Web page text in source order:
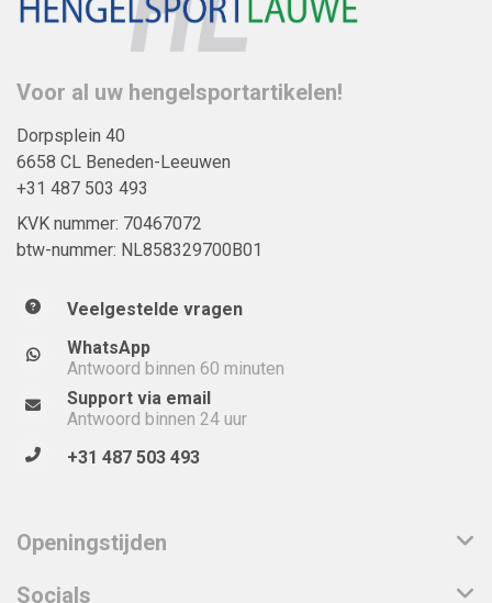
Voor al uw hengelsportartikelen!
Dorpsplein 40
6658 CL Beneden-Leeuwen
+31 487 503 493
KVK nummer: 70467072
btw-nummer: NL858329700B01
Veelgestelde vragen
WhatsApp
Antwoord binnen 60 minuten
Support via email
Antwoord binnen 24 uur
+31 487 503 493
Openingstijden
Socials